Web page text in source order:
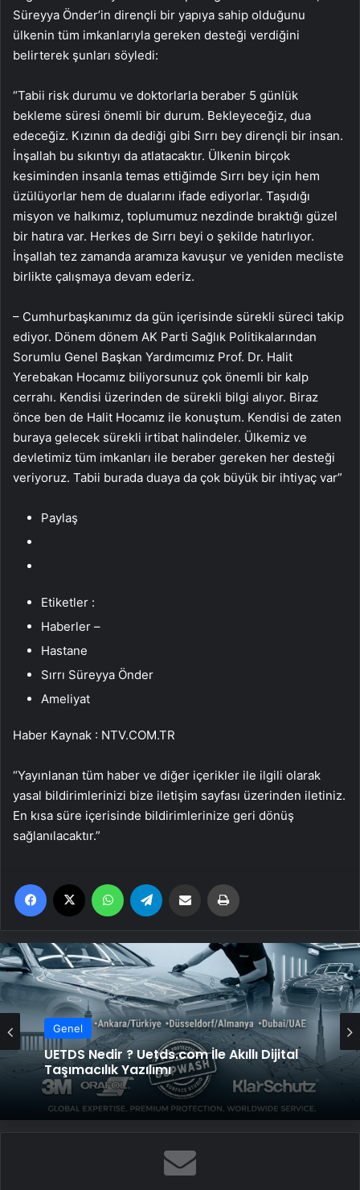
Süreyya Önder’in dirençli bir yapıya sahip olduğunu
ülkenin tüm imkanlarıyla gereken desteği verdiğini
belirterek şunları söyledi:
“Tabii risk durumu ve doktorlarla beraber 5 günlük
bekleme süresi önemli bir durum. Bekleyeceğiz, dua
edeceğiz. Kızının da dediği gibi Sırrı bey dirençli bir insan.
İnşallah bu sıkıntıyı da atlatacaktır. Ülkenin birçok
kesiminden insanla temas ettiğimde Sırrı bey için hem
üzülüyorlar hem de dualarını ifade ediyorlar. Taşıdığı
misyon ve halkımız, toplumumuz nezdinde bıraktığı güzel
bir hatıra var. Herkes de Sırrı beyi o şekilde hatırlıyor.
İnşallah tez zamanda aramıza kavuşur ve yeniden mecliste
birlikte çalışmaya devam ederiz.
– Cumhurbaşkanımız da gün içerisinde sürekli süreci takip
ediyor. Dönem dönem AK Parti Sağlık Politikalarından
Sorumlu Genel Başkan Yardımcımız Prof. Dr. Halit
Yerebakan Hocamız biliyorsunuz çok önemli bir kalp
cerrahı. Kendisi üzerinden de sürekli bilgi alıyor. Biraz
önce ben de Halit Hocamız ile konuştum. Kendisi de zaten
buraya gelecek sürekli irtibat halindeler. Ülkemiz ve
devletimiz tüm imkanları ile beraber gereken her desteği
veriyoruz. Tabii burada duaya da çok büyük bir ihtiyaç var”
Paylaş
Etiketler :
Haberler –
Hastane
Sırrı Süreyya Önder
Ameliyat
Haber Kaynak : NTV.COM.TR
“Yayınlanan tüm haber ve diğer içerikler ile ilgili olarak
yasal bildirimlerinizi bize iletişim sayfası üzerinden iletiniz.
En kısa süre içerisinde bildirimlerinize geri dönüş
sağlanılacaktır.”
Facebook WhatsApp Email'den paylaş
Genel
UETDS Nedir ? Uetds.com İle Akıllı Dijital
Taşımacılık Yazılımı
Genel
Yeni Dünya Düzensizliği Çağında Türk Dış
Politikası ve Hakan Fidan Faktörü